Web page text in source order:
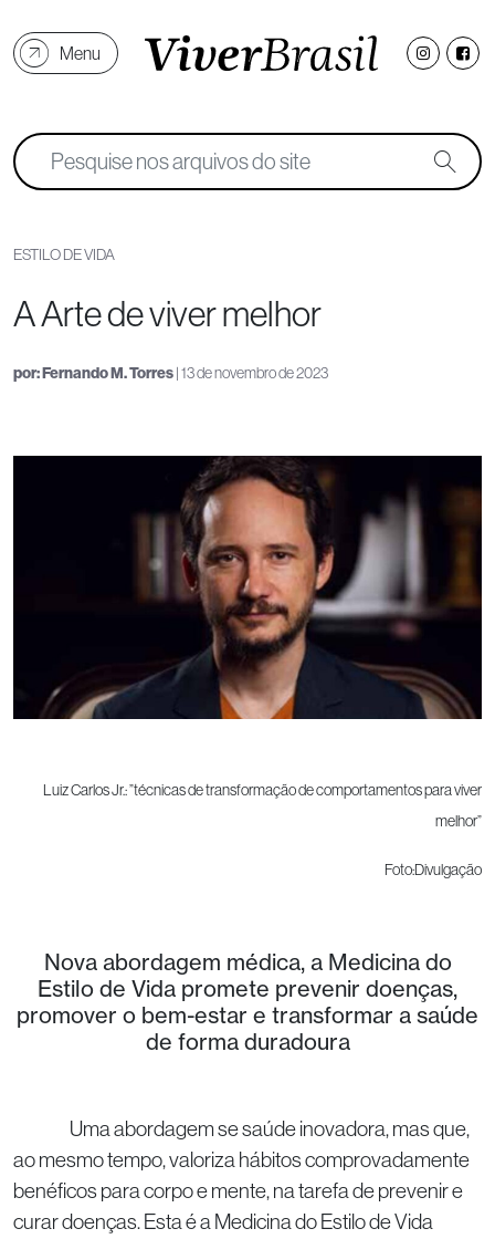
Menu
ESTILO DE VIDA
A Arte de viver melhor
por:Fernando M. Torres| 13 de novembro de 2023
Luiz Carlos Jr.: ”técnicas de transformação de comportamentos para viver
melhor”
Foto:Divulgação
Nova abordagem médica, a Medicina do
Estilo de Vida promete prevenir doenças,
promover o bem-estar e transformar a saúde
de forma duradoura
Uma abordagem se saúde inovadora, mas que,
ao mesmo tempo, valoriza hábitos comprovadamente
benéficos para corpo e mente, na tarefa de prevenir e
curar doenças. Esta é a Medicina do Estilo de Vida